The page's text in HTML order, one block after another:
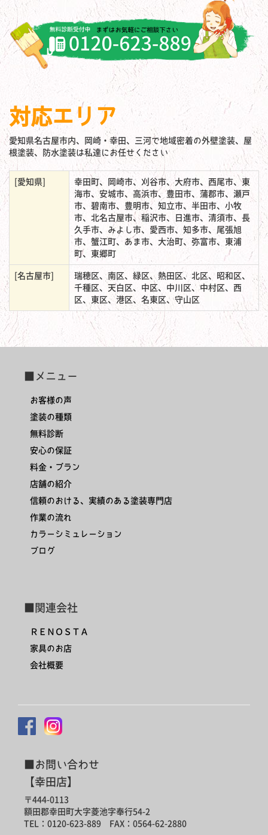
対応エリア
愛知県名古屋市内、岡崎・幸田、三河で地域密着の外壁塗装、屋
根塗装、防水塗装は私達にお任せください
[愛知県]
幸田町、岡崎市、刈谷市、大府市、西尾市、東
海市、安城市、高浜市、豊田市、蒲郡市、瀬戸
市、碧南市、豊明市、知立市、半田市、小牧
市、北名古屋市、稲沢市、日進市、清須市、長
久手市、みよし市、愛西市、知多市、尾張旭
市、蟹江町、あま市、大治町、弥富市、東浦
町、東郷町
[名古屋市]
瑞穂区、南区、緑区、熱田区、北区、昭和区、
千種区、天白区、中区、中川区、中村区、西
区、東区、港区、名東区、守山区
■メニュー
お客様の声
塗装の種類
無料診断
安心の保証
料金・プラン
店舗の紹介
信頼のおける、実績のある塗装専門店
作業の流れ
カラーシミュレーション
ブログ
■関連会社
ＲＥＮＯＳＴＡ
家具のお店
会社概要
■お問い合わせ
【幸田店】
〒444-0113
額田郡幸田町大字菱池字奉行54-2
TEL：0120-623-889 FAX：0564-62-2880